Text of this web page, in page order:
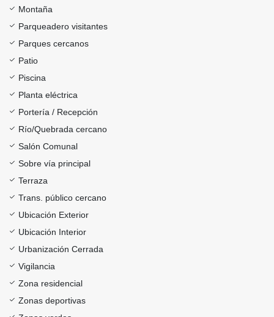
Montaña
Parqueadero visitantes
Parques cercanos
Patio
Piscina
Planta eléctrica
Portería / Recepción
Río/Quebrada cercano
Salón Comunal
Sobre vía principal
Terraza
Trans. público cercano
Ubicación Exterior
Ubicación Interior
Urbanización Cerrada
Vigilancia
Zona residencial
Zonas deportivas